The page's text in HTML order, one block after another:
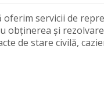
oferim servicii de
obținerea și
de stare civilă,